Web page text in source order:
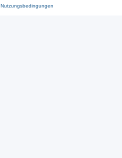
Nutzungsbedingungen